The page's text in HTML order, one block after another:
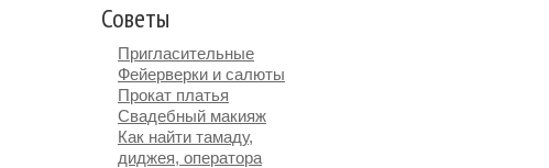
Советы
Пригласительные
Фейерверки и салюты
Прокат платья
Свадебный макияж
Как найти тамаду,
диджея, оператора